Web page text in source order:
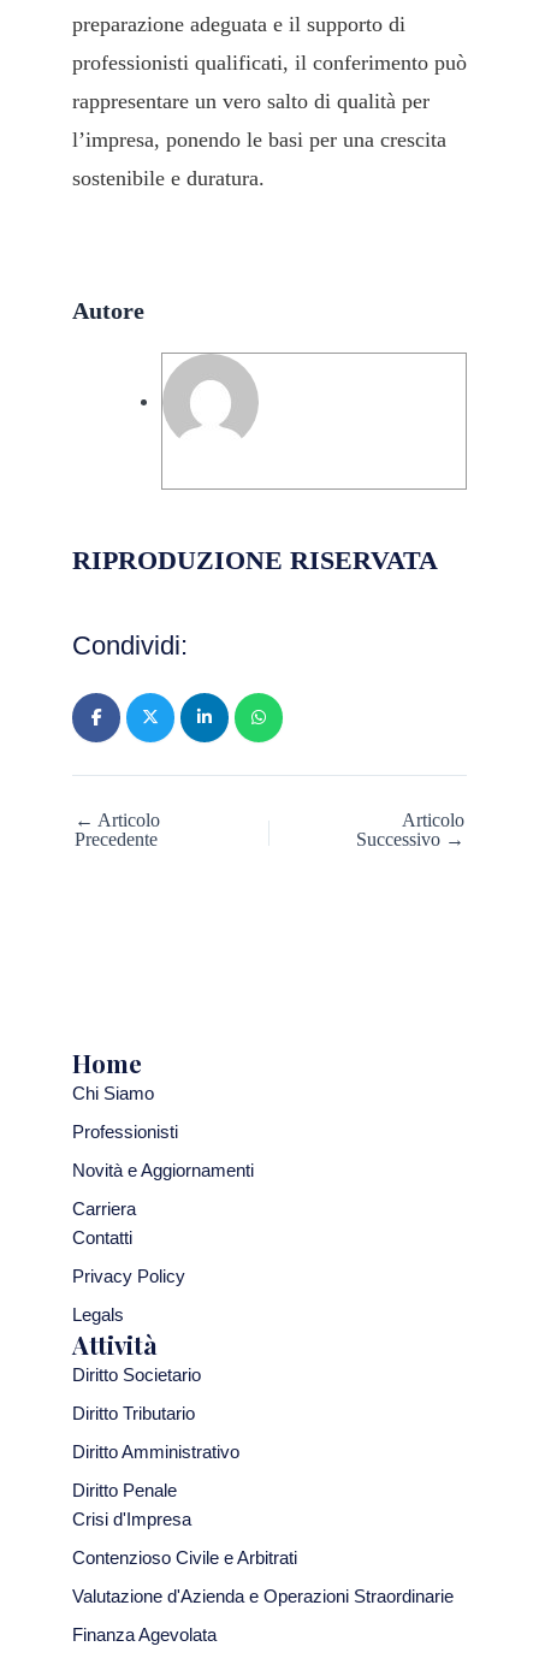
preparazione adeguata e il supporto di
professionisti qualificati, il conferimento può
rappresentare un vero salto di qualità per
l’impresa, ponendo le basi per una crescita
sostenibile e duratura.
Autore
RIPRODUZIONE RISERVATA
Condividi:
← Articolo
Precedente
Articolo
Successivo →
Home
Chi Siamo
Professionisti
Novità e Aggiornamenti
Carriera
Contatti
Privacy Policy
Legals
Attività
Diritto Societario
Diritto Tributario
Diritto Amministrativo
Diritto Penale
Crisi d'Impresa
Contenzioso Civile e Arbitrati
Valutazione d'Azienda e Operazioni Straordinarie
Finanza Agevolata